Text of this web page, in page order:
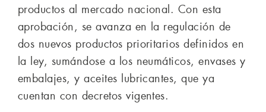
productos al mercado nacional. Con esta
aprobación, se avanza en la regulación de
dos nuevos productos prioritarios definidos en
la ley, sumándose a los neumáticos, envases y
embalajes, y aceites lubricantes, que ya
cuentan con decretos vigentes.